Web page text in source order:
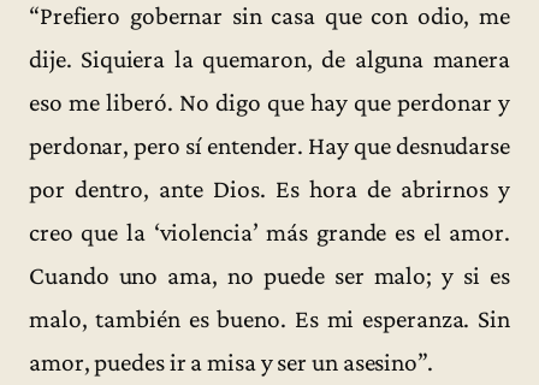
“Prefiero gobernar sin casa que con odio, me
dije. Siquiera la quemaron, de alguna manera
eso me liberó. No digo que hay que perdonar y
perdonar, pero sí entender. Hay que desnudarse
por dentro, ante Dios. Es hora de abrirnos y
creo que la ‘violencia’ más grande es el amor.
Cuando uno ama, no puede ser malo; y si es
malo, también es bueno. Es mi esperanza. Sin
amor, puedes ir a misa y ser un asesino”.